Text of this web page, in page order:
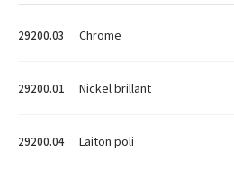
29200.03 Chrome
29200.01 Nickel brillant
29200.04 Laiton poli